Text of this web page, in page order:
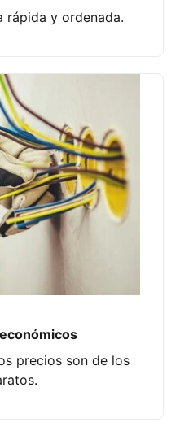
rápida y ordenada.
precios son de los